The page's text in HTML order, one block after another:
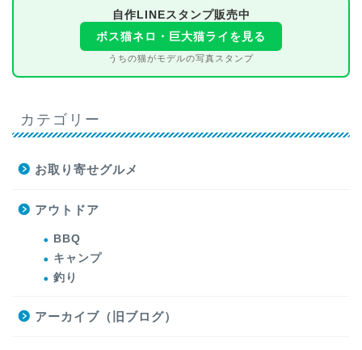
自作LINEスタンプ販売中
ボス猫ネロ・巨大猫ライを見る
うちの猫がモデルの写真スタンプ
カテゴリー
お取り寄せグルメ
アウトドア
BBQ
キャンプ
釣り
アーカイブ（旧ブログ）